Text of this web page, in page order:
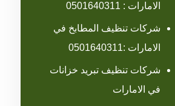
الامارات : 0501640311
شركات تنظيف المطابخ في
الامارات :0501640311
شركات تنظيف تبريد خزانات
في الامارات